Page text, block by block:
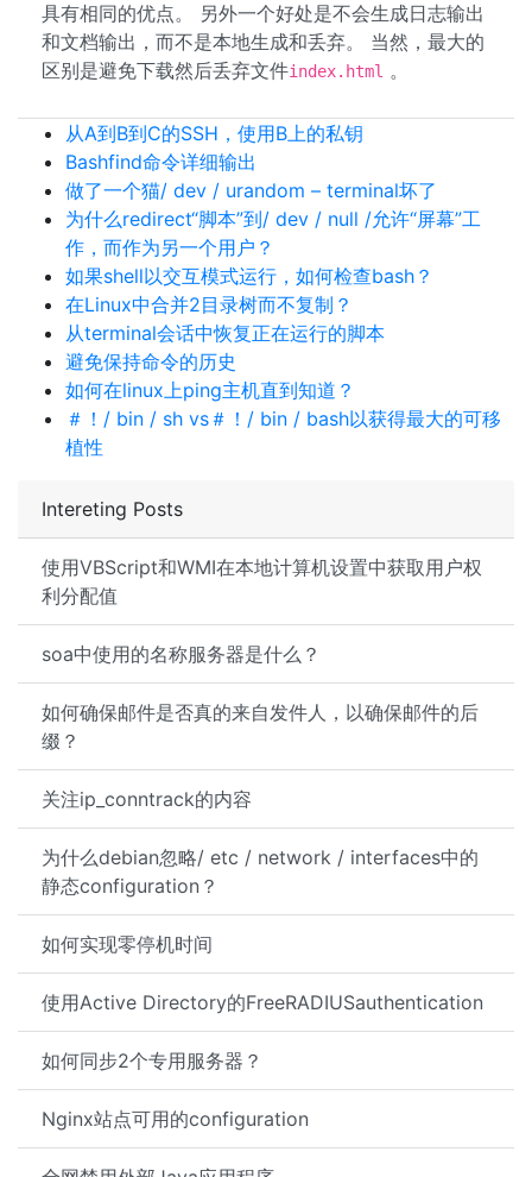
Intereting Posts
使用VBScript和WMI在本地计算机设置中获取用户权
利分配值
soa中使用的名称服务器是什么？
如何确保邮件是否真的来自发件人，以确保邮件的后
缀？
关注ip_conntrack的内容
为什么debian忽略/ etc / network / interfaces中的
静态configuration？
如何实现零停机时间
使用Active Directory的FreeRADIUSauthentication
如何同步2个专用服务器？
Nginx站点可用的configuration
具有相同的优点。 另外一个好处是不会生成日志输出
和文档输出，而不是本地生成和丢弃。 当然，最大的
区别是避免下载然后丢弃文件index.html 。
从A到B到C的SSH，使用B上的私钥
Bashfind命令详细输出
做了一个猫/ dev / urandom – terminal坏了
为什么redirect“脚本”到/ dev / null /允许“屏幕”工
作，而作为另一个用户？
如果shell以交互模式运行，如何检查bash？
在Linux中合​​并2目录树而不复制？
从terminal会话中恢复正在运行的脚本
避免保持命令的历史
如何在linux上ping主机直到知道？
＃！/ bin / sh vs＃！/ bin / bash以获得最大的可移
植性